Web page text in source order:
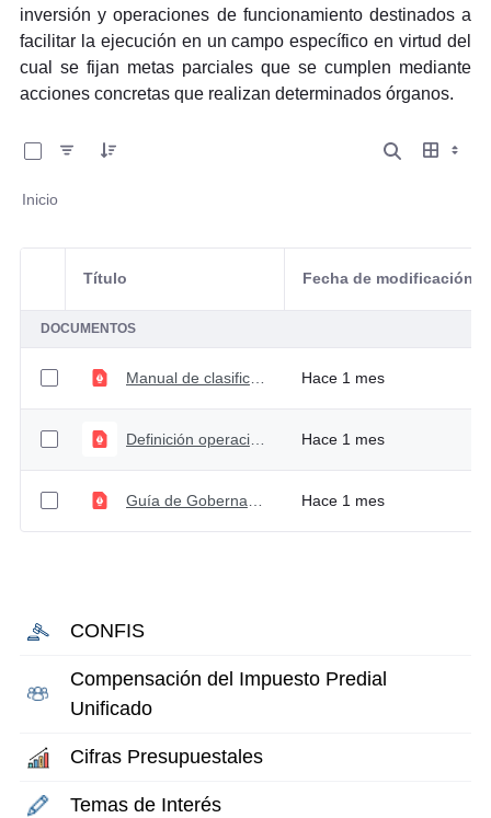
inversión y operaciones de funcionamiento destinados a
facilitar la ejecución en un campo específico en virtud del
cual se fijan metas parciales que se cumplen mediante
acciones concretas que realizan determinados órganos.
Inicio
Selección del elemento
Título Fecha de modificación
DOCUMENTOS
Manual de clasificación programática Hace 1 mes
Definición operaciones de funcionamiento Hace 1 mes
Hace 1 mes
CONFIS
Compensación del Impuesto Predial
Unificado
Cifras Presupuestales
Temas de Interés